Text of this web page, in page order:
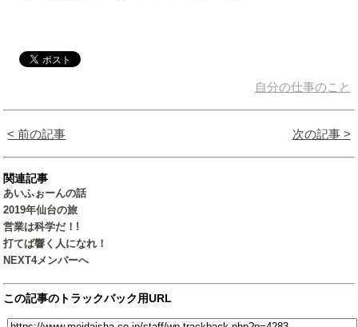
自分の仕事のこと
< 前の記事 次の記事 >
関連記事
あいふぉーんの話
2019年仙台の旅
営業は科学だ！!
打てば響く人になれ！
NEXT4メンバーへ
この記事のトラックバック用URL